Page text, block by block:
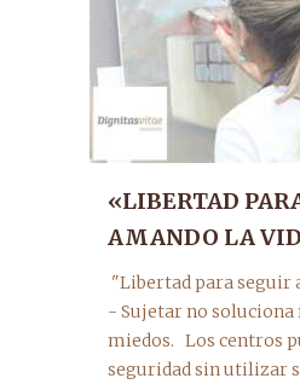
«LIBERTAD
AMANDO LA
"Libertad para seguir
- Sujetar no soluciona
miedos. Los centros
seguridad sin utilizar